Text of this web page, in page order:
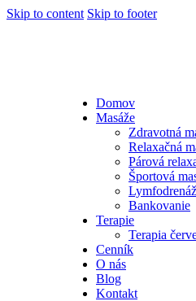
Skip to content Skip to footer
Domov
Masáže
Zdravotná
Relaxačná
Párová
Športová
Lymfodrenáž
Bankovanie
Terapie
Terapia
Cenník
O nás
Blog
Kontakt